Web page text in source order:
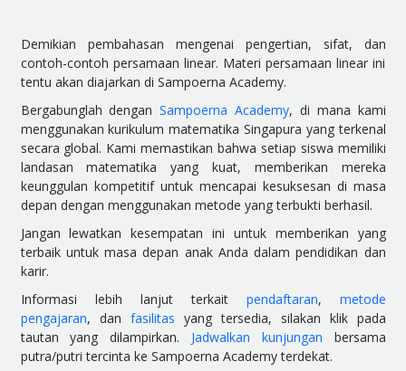
Demikian pembahasan mengenai pengertian, sifat, dan
contoh-contoh persamaan linear. Materi persamaan linear ini
tentu akan diajarkan di Sampoerna Academy.
Bergabunglah denganSampoerna Academy, di mana kami
menggunakan kurikulum matematika Singapura yang terkenal
secara global. Kami memastikan bahwa setiap siswa memiliki
landasan matematika yang kuat, memberikan mereka
keunggulan kompetitif untuk mencapai kesuksesan di masa
depan dengan menggunakan metode yang terbukti berhasil.
Jangan lewatkan kesempatan ini untuk memberikan yang
terbaik untuk masa depan anak Anda dalam pendidikan dan
karir.
Informasi lebih lanjut terkait pendaftaran, metode
pengajaran, dan fasilitas yang tersedia, silakan klik pada
tautan yang dilampirkan. Jadwalkan kunjungan bersama
putra/putri tercinta ke Sampoerna Academy terdekat.